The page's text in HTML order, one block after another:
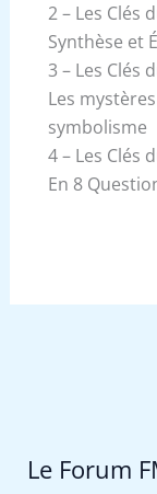
2 – Les Clés
Synthèse et
3 – Les Clés
Les
symbolisme
4 – Les Clés
En 8
Le Forum